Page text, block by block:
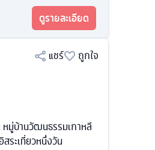
ดูรายละเอียด
แชร์
ถูกใจ
หมู่บ้านวัฒนธรรมเกาหลี
ระเที่ยวหนึ่งวัน